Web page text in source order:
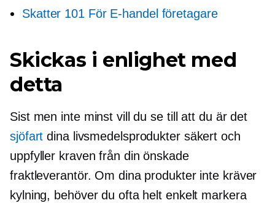
Skatter 101 För E-handel företagare
Skickas i enlighet med
detta
Sist men inte minst vill du se till att du är det
sjöfart dina livsmedelsprodukter säkert och
uppfyller kraven från din önskade
fraktleverantör. Om dina produkter inte kräver
kylning, behöver du ofta helt enkelt markera